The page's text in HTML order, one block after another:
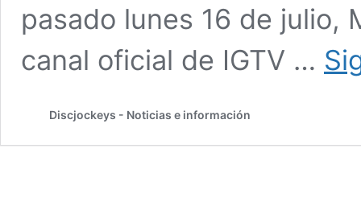
pasado lunes 16 de julio,
canal oficial de IGTV …
Discjockeys - Noticias e información